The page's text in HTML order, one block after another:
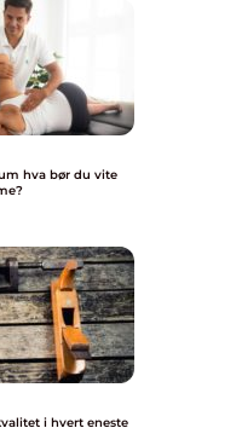
vite